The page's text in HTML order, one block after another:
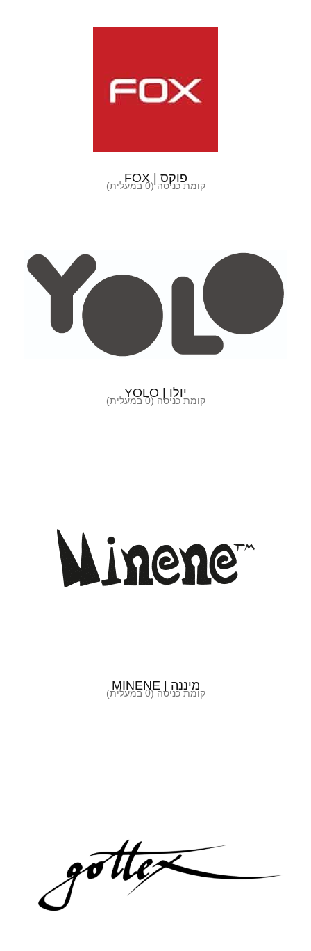
פוקס | FOX
קומת כניסה (0 במעלית)
יולו | YOLO
קומת כניסה (0 במעלית)
מיננה | MINENE
קומת כניסה (0 במעלית)